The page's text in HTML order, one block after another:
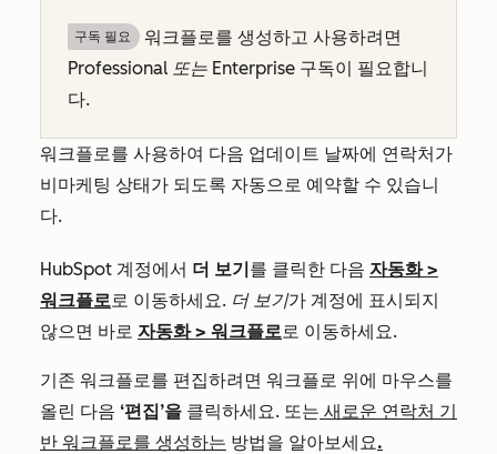
구독 필요
워크플로를 생성하고 사용하려면
Professional 또는 Enterprise 구독이 필요합니
다.
워크플로를 사용하여 다음 업데이트 날짜에 연락처가
비마케팅 상태가 되도록 자동으로 예약할 수 있습니
다.
HubSpot 계정에서 더 보기를 클릭한 다음 자동화>
워크플로 로 이동하세요. 더 보기가 계정에 표시되지
않으면 바로 자동화> 워크플로 로 이동하세요.
기존 워크플로를 편집하려면 워크플로 위에 마우스를
올린 다음 ‘편집’을 클릭하세요. 또는 새로운 연락처 기
반 워크플로를 생성하는 방법을 알아보세요.